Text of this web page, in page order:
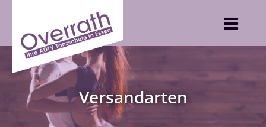
content
Versandarten